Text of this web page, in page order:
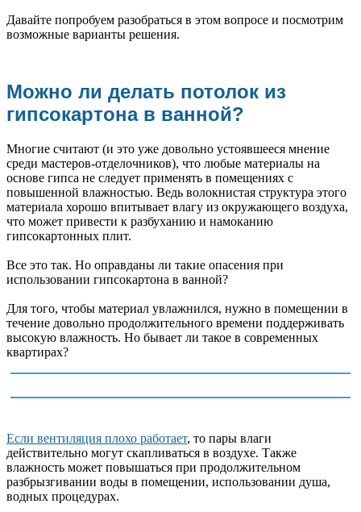
Давайте попробуем разобраться в этом вопросе и посмотрим
возможные варианты решения.
Можно ли делать потолок из
гипсокартона в ванной?
Многие считают (и это уже довольно устоявшееся мнение
среди мастеров-отделочников), что любые материалы на
основе гипса не следует применять в помещениях с
повышенной влажностью. Ведь волокнистая структура этого
материала хорошо впитывает влагу из окружающего воздуха,
что может привести к разбуханию и намоканию
гипсокартонных плит.
Все это так. Но оправданы ли такие опасения при
использовании гипсокартона в ванной?
Для того, чтобы материал увлажнился, нужно в помещении в
течение довольно продолжительного времени поддерживать
высокую влажность. Но бывает ли такое в современных
квартирах?
Если вентиляция плохо работает, то пары влаги
действительно могут скапливаться в воздухе. Также
влажность может повышаться при продолжительном
разбрызгивании воды в помещении, использовании душа,
водных процедурах.